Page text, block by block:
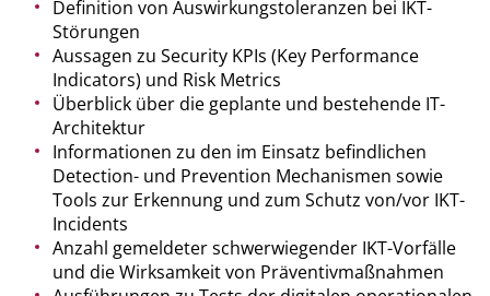
Definition von Auswirkungstoleranzen bei IKT-
Störungen
Aussagen zu Security KPIs (Key Performance
Indicators) und Risk Metrics
Überblick über die geplante und bestehende IT-
Architektur
Informationen zu den im Einsatz befindlichen
Detection- und Prevention Mechanismen sowie
Tools zur Erkennung und zum Schutz von/vor IKT-
Incidents
Anzahl gemeldeter schwerwiegender IKT-Vorfälle
und die Wirksamkeit von Präventivmaßnahmen